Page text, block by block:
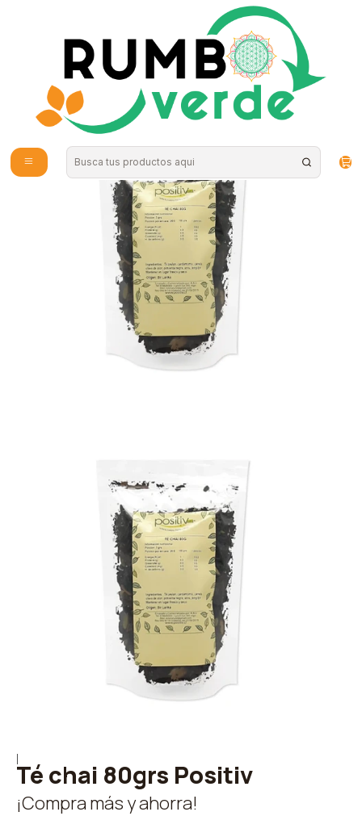
Envío gratis por compras sobre los 59.990 en la provincia de Santiago
Té chai 80grs Positiv
Té chai 80grs Positiv
¡Compra más y ahorra!